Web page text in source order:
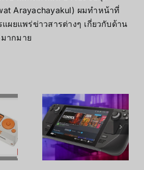
Arayachayakul) ผมทำหน้าที่
แผยแพร่ข่าวสารต่างๆ เกี่ยวกับด้าน
ากมาย
vs
มพก
นดี?
บจบ
Meta Quest
3 vs 3S vs
Quest 2
เลือกรุ่นไหน
ดี? เทียบครบ